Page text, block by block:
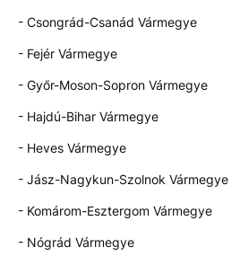
- Csongrád-Csanád Vármegye
- Fejér Vármegye
- Győr-Moson-Sopron Vármegye
- Hajdú-Bihar Vármegye
- Heves Vármegye
- Jász-Nagykun-Szolnok Vármegye
- Komárom-Esztergom Vármegye
- Nógrád Vármegye